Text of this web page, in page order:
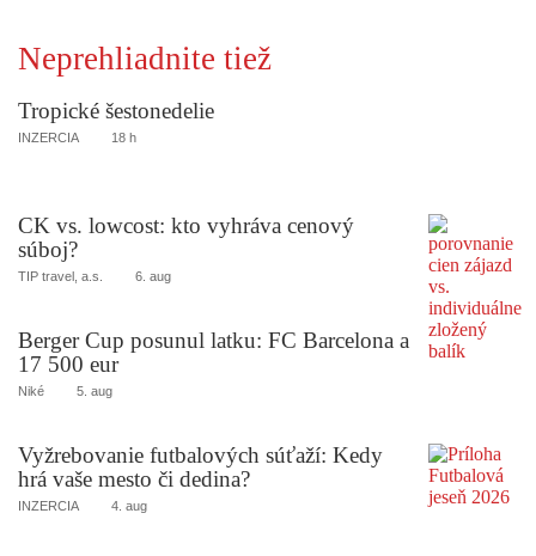
Neprehliadnite tiež
Tropické šestonedelie
INZERCIA 18 h
CK vs. lowcost: kto vyhráva cenový
súboj?
TIP travel, a.s. 6. aug
Berger Cup posunul latku: FC Barcelona a
17 500 eur
Niké 5. aug
Vyžrebovanie futbalových súťaží: Kedy
hrá vaše mesto či dedina?
INZERCIA 4. aug